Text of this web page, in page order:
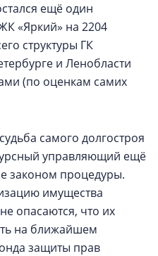
ещё один
«Яркий» на 2204
структуры ГК
и Ленобласти
(по оценкам самих
самого долгостроя
управляющий ещё
законом процедуры.
имущества
опасаются, что их
на ближайшем
защиты прав